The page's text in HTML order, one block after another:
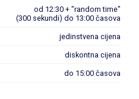
od 12:30 + "random time"
(300 sekundi) do 13:00 časova
jedinstvena cijena
diskontna cijena
do 15:00 časova